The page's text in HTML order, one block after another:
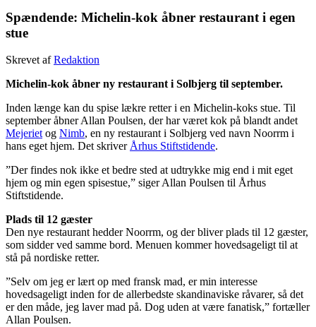
Spændende: Michelin-kok åbner restaurant i egen
stue
Skrevet afRedaktion
Michelin-kok åbner ny restaurant i Solbjerg til september.
Inden længe kan du spise lækre retter i en Michelin-koks stue. Til
september åbner Allan Poulsen, der har været kok på blandt andet
Mejerietog Nimb, en ny restaurant i Solbjerg ved navn Noorrm i
hans eget hjem. Det skriverÅrhus Stiftstidende.
”Der findes nok ikke et bedre sted at udtrykke mig end i mit eget
hjem og min egen spisestue,” siger Allan Poulsen til Århus
Stiftstidende.
Plads til 12 gæster
Den nye restaurant hedder Noorrm, og der bliver plads til 12 gæster,
som sidder ved samme bord. Menuen kommer hovedsageligt til at
stå på nordiske retter.
”Selv om jeg er lært op med fransk mad, er min interesse
hovedsageligt inden for de allerbedste skandinaviske råvarer, så det
er den måde, jeg laver mad på. Dog uden at være fanatisk,” fortæller
Allan Poulsen.